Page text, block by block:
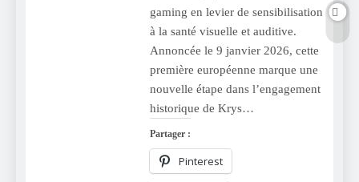
gaming en levier de sensibilisation
à la santé visuelle et auditive.
Annoncée le 9 janvier 2026, cette
première européenne marque une
nouvelle étape dans l’engagement
historique de Krys…
Partager :
Pinterest